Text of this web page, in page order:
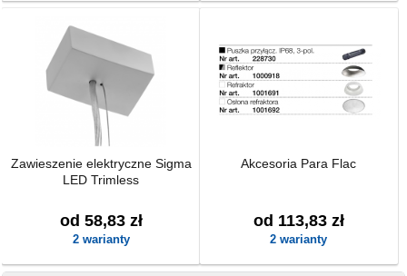
Zawieszenie elektryczne Sigma
LED Trimless
od 58,83 zł
2 warianty
Akcesoria Para Flac
od 113,83 zł
2 warianty